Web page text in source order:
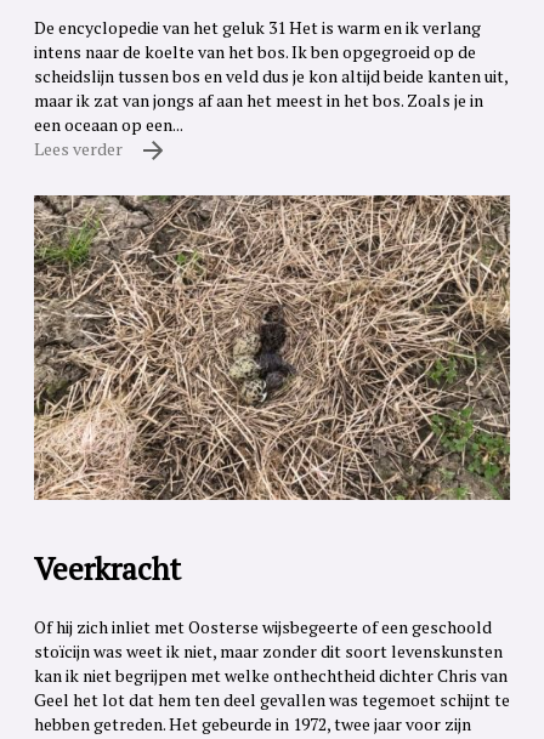
De encyclopedie van het geluk 31 Het is warm en ik verlang
intens naar de koelte van het bos. Ik ben opgegroeid op de
scheidslijn tussen bos en veld dus je kon altijd beide kanten uit,
maar ik zat van jongs af aan het meest in het bos. Zoals je in
een oceaan op een...
Lees verder
Veerkracht
Of hij zich inliet met Oosterse wijsbegeerte of een geschoold
stoïcijn was weet ik niet, maar zonder dit soort levenskunsten
kan ik niet begrijpen met welke onthechtheid dichter Chris van
Geel het lot dat hem ten deel gevallen was tegemoet schijnt te
hebben getreden. Het gebeurde in 1972, twee jaar voor zijn